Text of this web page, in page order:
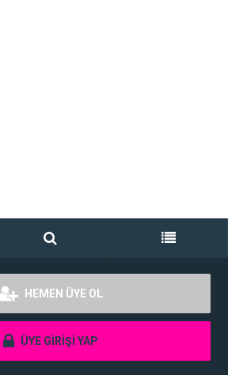
HEMEN ÜYE OL
ÜYE GİRİŞİ YAP